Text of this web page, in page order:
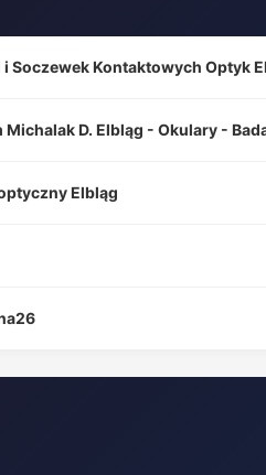
Soczewek Kontaktowych Optyk
Michalak D. Elbląg - Okulary -
Elbląg